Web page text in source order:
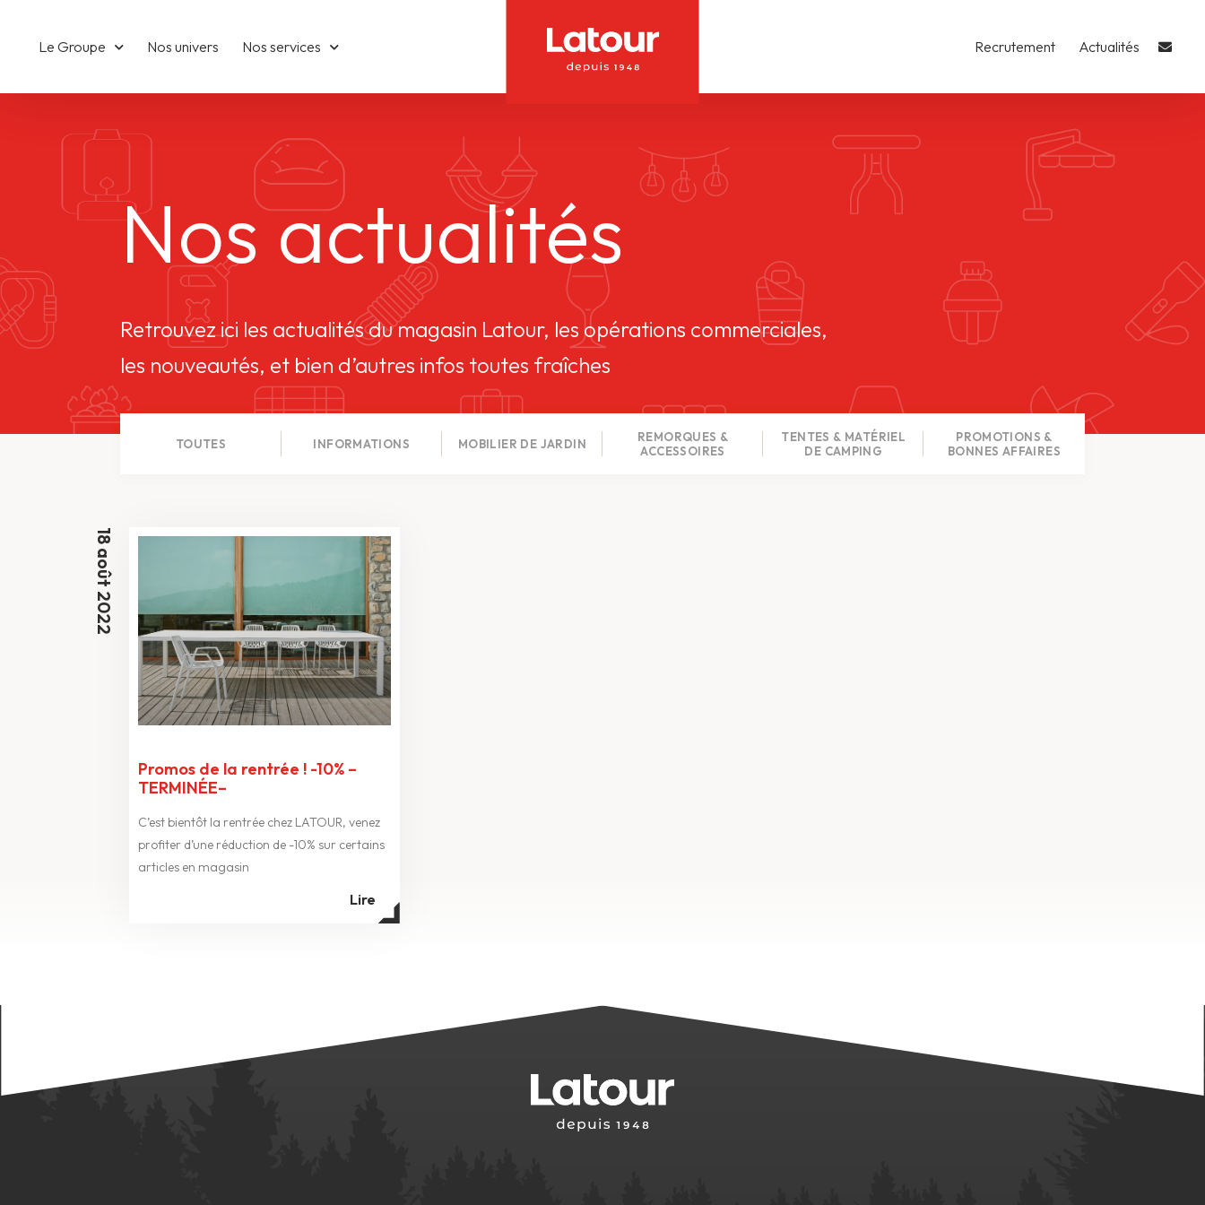
Le Groupe Nos univers Nos services Recrutement Actualités
Nos actualités
Retrouvez ici les actualités du magasin Latour, les opérations commerciales,
les nouveautés, et bien d’autres infos toutes fraîches
TOUTES INFORMATIONS MOBILIER DE JARDIN
REMORQUES &
ACCESSOIRES
TENTES & MATÉRIEL
DE CAMPING
PROMOTIONS &
BONNES AFFAIRES
Promos de la rentrée ! -10% –
TERMINÉE–
C’est bientôt la rentrée chez LATOUR, venez
profiter d’une réduction de -10% sur certains
articles en magasin
Lire
18 août 2022